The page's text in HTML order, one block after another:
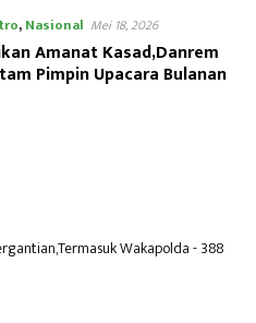
,Nasional Mei 18, 2026
Amanat Kasad,Danrem
Pimpin Upacara Bulanan
Wakapolda- 388